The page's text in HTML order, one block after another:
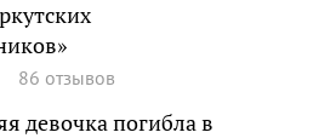
86 отзывов
девочка погибла в